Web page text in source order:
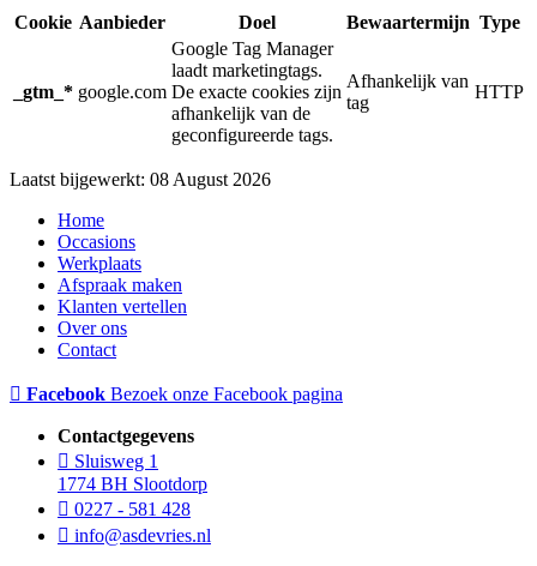
Cookie Aanbieder Doel Bewaartermijn Type
_gtm_* google.com
Google Tag Manager
laadt marketingtags.
De exacte cookies zijn
afhankelijk van de
geconfigureerde tags.
Afhankelijk van
tag
HTTP
Laatst bijgewerkt: 08 August 2026
Home
Occasions
Werkplaats
Afspraak maken
Klanten vertellen
Over ons
Contact
Facebook Bezoek onze Facebook pagina
Contactgegevens
Sluisweg 1
1774 BH Slootdorp
0227 - 581 428
info@asdevries.nl